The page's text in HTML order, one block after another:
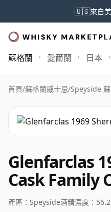
🇺🇸來自
蘇格蘭 愛爾蘭 日本
首頁/蘇格蘭威士忌/Speyside
Glenfarclas
Cask Family
產區： Speyside酒精濃度：